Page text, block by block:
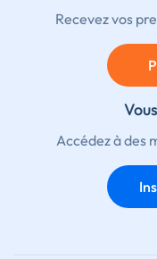
Recevez vos
Accédez à des